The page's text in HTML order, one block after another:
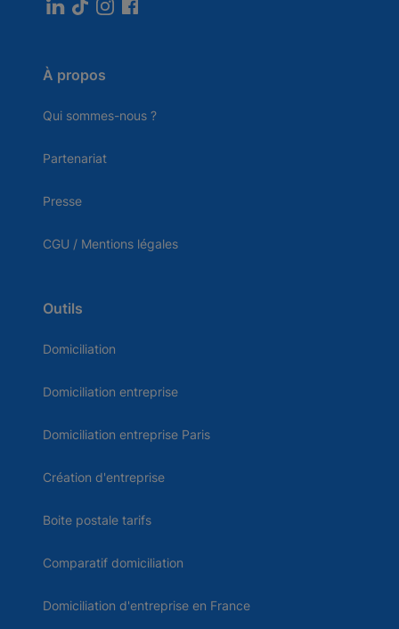
À propos
Qui sommes-nous ?
Partenariat
Presse
CGU / Mentions légales
Outils
Domiciliation
Domiciliation entreprise
Domiciliation entreprise Paris
Création d'entreprise
Boite postale tarifs
Comparatif domiciliation
Domiciliation d'entreprise en France